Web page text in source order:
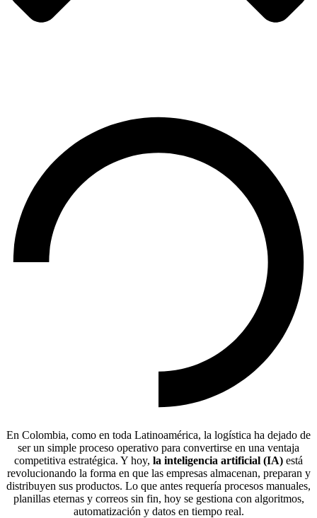
En Colombia, como en toda Latinoamérica, la logística ha dejado de
ser un simple proceso operativo para convertirse en una ventaja
competitiva estratégica. Y hoy, la inteligencia artificial (IA) está
revolucionando la forma en que las empresas almacenan, preparan y
distribuyen sus productos. Lo que antes requería procesos manuales,
planillas eternas y correos sin fin, hoy se gestiona con algoritmos,
automatización y datos en tiempo real.